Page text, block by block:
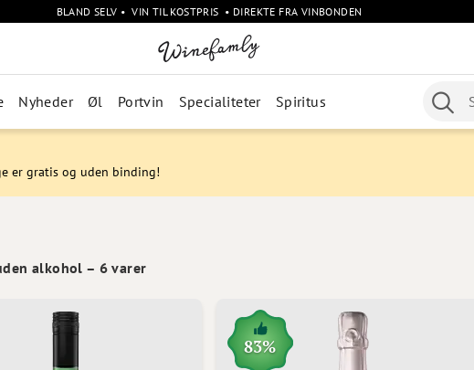
BLAND SELV • VIN TIL KOSTPRIS • DIREKTE FRA VINBONDEN
Nyheder Øl Portvin Specialiteter Spiritus
er gratis og uden binding!
alkohol – 6 varer
83%